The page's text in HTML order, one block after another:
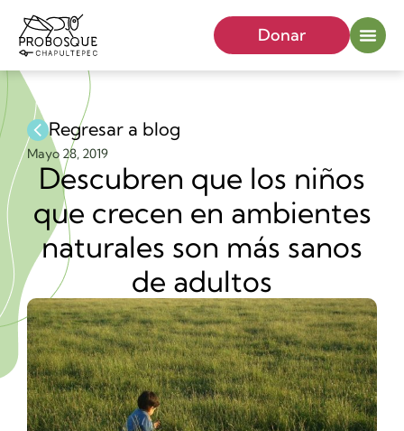
Donar
Regresar a blog
Mayo 28, 2019
Descubren que los niños
que crecen en ambientes
naturales son más sanos
de adultos